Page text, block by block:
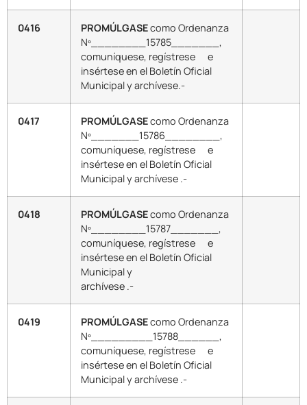
0416 PROMÚLGASEcomo Ordenanza
Nº________15785_______,
comuníquese, regístrese e
insértese en el Boletín Oficial
Municipal y archívese.-
0417 PROMÚLGASEcomo Ordenanza
Nº_______15786________,
comuníquese, regístrese e
insértese en el Boletín Oficial
Municipal y archívese .-
0418 PROMÚLGASEcomo Ordenanza
Nº________15787_______,
comuníquese, regístrese e
insértese en el Boletín Oficial
Municipal y
archívese .-
0419 PROMÚLGASEcomo Ordenanza
Nº_________15788______,
comuníquese, regístrese e
insértese en el Boletín Oficial
Municipal y archívese .-